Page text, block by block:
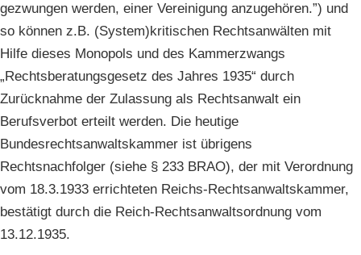
gezwungen werden, einer Vereinigung anzugehören.”) und
so können z.B. (System)kritischen Rechtsanwälten mit
Hilfe dieses Monopols und des Kammerzwangs
„Rechtsberatungsgesetz des Jahres 1935“ durch
Zurücknahme der Zulassung als Rechtsanwalt ein
Berufsverbot erteilt werden. Die heutige
Bundesrechtsanwaltskammer ist übrigens
Rechtsnachfolger (siehe § 233 BRAO), der mit Verordnung
vom 18.3.1933 errichteten Reichs-Rechtsanwaltskammer,
bestätigt durch die Reich-Rechtsanwaltsordnung vom
13.12.1935.